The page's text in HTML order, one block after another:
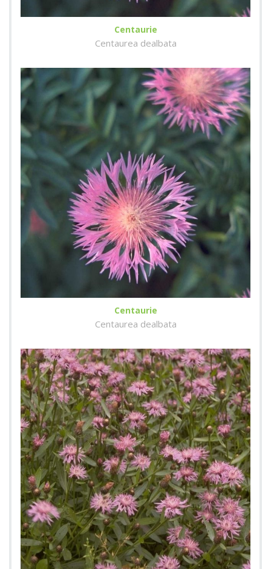
Centaurie
Centaurea dealbata
Centaurie
Centaurea dealbata